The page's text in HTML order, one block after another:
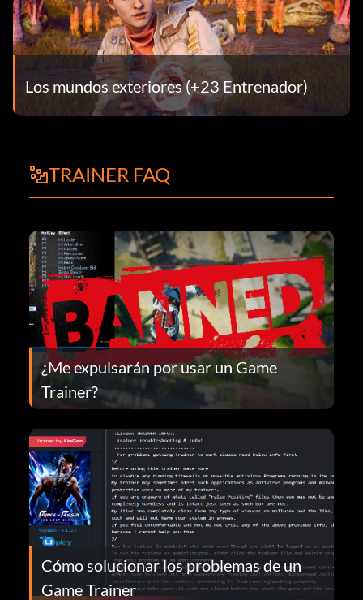
Los mundos exteriores (+23 Entrenador)
TRAINER FAQ
¿Me expulsarán por usar un Game
Trainer?
Cómo solucionar los problemas de un
Game Trainer